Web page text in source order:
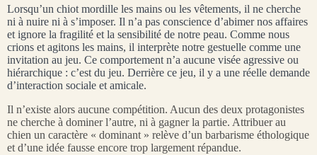
Lorsqu’un chiot mordille les mains ou les vêtements, il ne cherche
ni à nuire ni à s’imposer. Il n’a pas conscience d’abimer nos affaires
et ignore la fragilité et la sensibilité de notre peau. Comme nous
crions et agitons les mains, il interprète notre gestuelle comme une
invitation au jeu. Ce comportement n’a aucune visée agressive ou
hiérarchique : c’est du jeu. Derrière ce jeu, il y a une réelle demande
d’interaction sociale et amicale.
Il n’existe alors aucune compétition. Aucun des deux protagonistes
ne cherche à dominer l’autre, ni à gagner la partie. Attribuer au
chien un caractère « dominant » relève d’un barbarisme éthologique
et d’une idée fausse encore trop largement répandue.